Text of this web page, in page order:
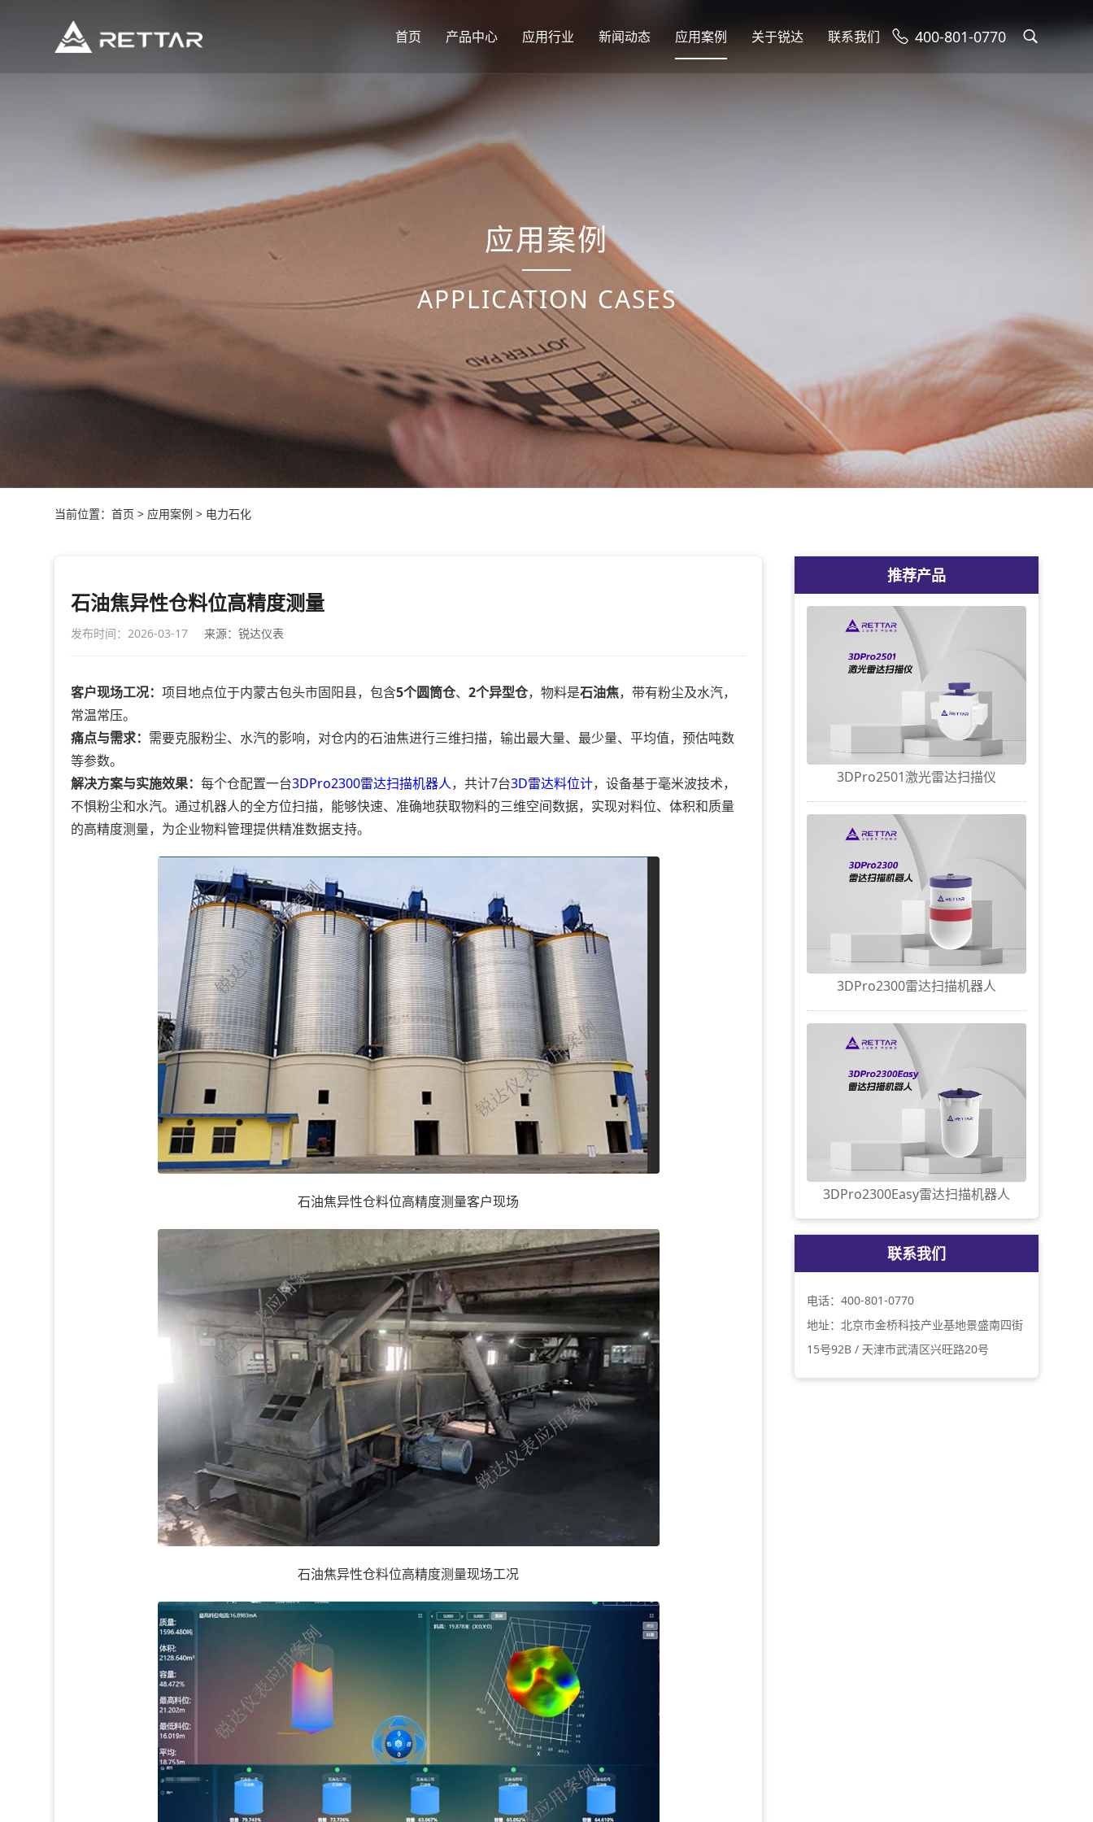
首页 产品中心 应用行业 新闻动态 应用案例 关于锐达 联系我们 400-801-0770
应用案例
APPLICATION CASES
当前位置：首页 > 应用案例 > 电力石化
石油焦异性仓料位高精度测量
发布时间：2026-03-17 来源：锐达仪表
客户现场工况：项目地点位于内蒙古包头市固阳县，包含5个圆筒仓、2个异型仓，物料是石油焦，带有粉尘及水汽，
常温常压。
痛点与需求： 需要克服粉尘、水汽的影响，对仓内的石油焦进行三维扫描，输出最大量、最少量、平均值，预估吨数
等参数。
解决方案与实施效果：每个仓配置一台3DPro2300雷达扫描机器人，共计7台3D雷达料位计，设备基于毫米波技术，
不惧粉尘和水汽。通过机器人的全方位扫描，能够快速、准确地获取物料的三维空间数据，实现对料位、体积和质量
的高精度测量，为企业物料管理提供精准数据支持。
石油焦异性仓料位高精度测量客户现场
石油焦异性仓料位高精度测量现场工况
推荐产品
3DPro2501激光雷达扫描仪
3DPro2300雷达扫描机器人
3DPro2300Easy雷达扫描机器人
联系我们
电话：400-801-0770
地址：北京市金桥科技产业基地景盛南四街
15号92B / 天津市武清区兴旺路20号